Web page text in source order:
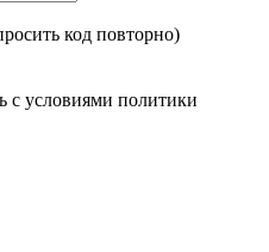
код повторно)
с условиями политики